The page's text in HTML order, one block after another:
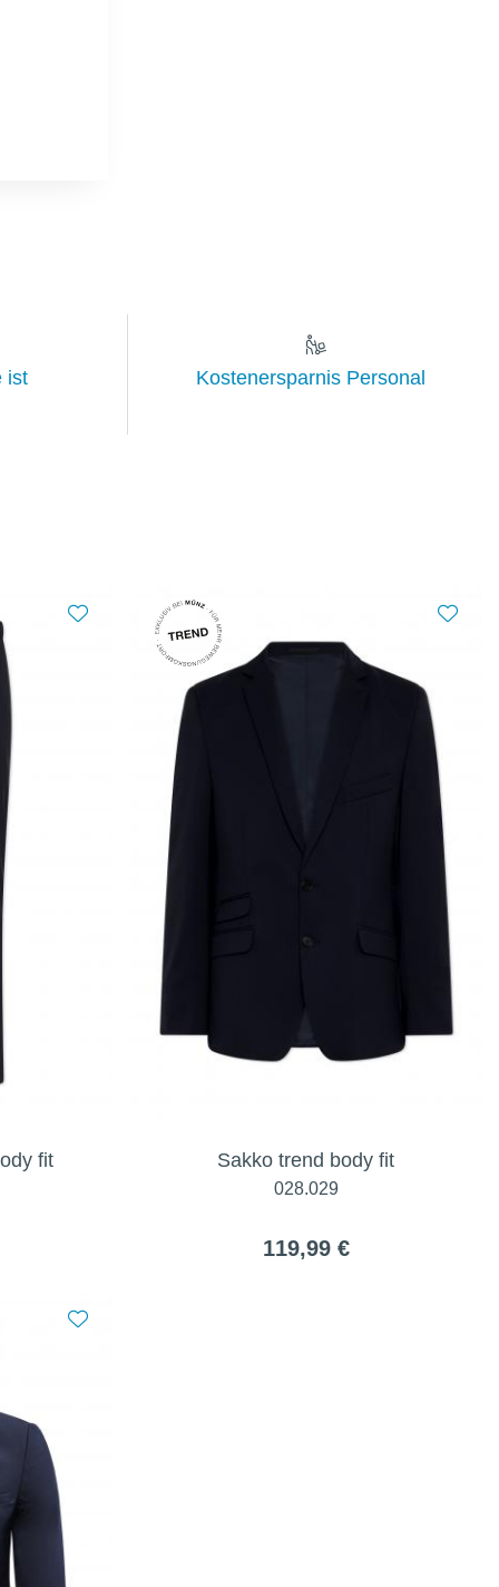
ist
Kostenersparnis Personal
fit Sakko trend body fit
028.029
119,99 €